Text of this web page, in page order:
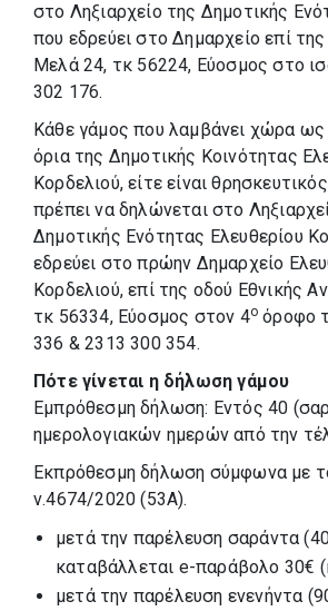
στο Ληξιαρχείο της Δημοτικής
που εδρεύει στο Δημαρχείο επί
Μελά 24, τκ 56224, Εύοσμος στο
302 176.
Κάθε γάμος που λαμβάνει χώρα ως
όρια της Δημοτικής Κοινότητας
Κορδελιού, είτε είναι
πρέπει να δηλώνεται στο
Δημοτικής Ενότητας Ελευθερίου
εδρεύει στο πρώην Δημαρχείο
Κορδελιού, επί της οδού Εθνικής
τκ 56334, Εύοσμος στον 4ο όροφο
336 & 2313 300 354.
Πότε γίνεται η δήλωση γάμου
Εμπρόθεσμη δήλωση: Εντός 40
ημερολογιακών ημερών από την
Εκπρόθεσμη δήλωση σύμφωνα με
ν.4674/2020 (53Α).
μετά την παρέλευση σαράντα
καταβάλλεται e-παράβολο 30€
μετά την παρέλευση ενενήντα